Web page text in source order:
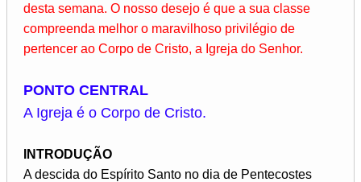
desta semana. O nosso desejo é que a sua classe
compreenda melhor o maravilhoso privilégio de
pertencer ao Corpo de Cristo, a Igreja do Senhor.
PONTO CENTRAL
A Igreja é o Corpo de Cristo.
INTRODUÇÃO
A descida do Espírito Santo no dia de Pentecostes